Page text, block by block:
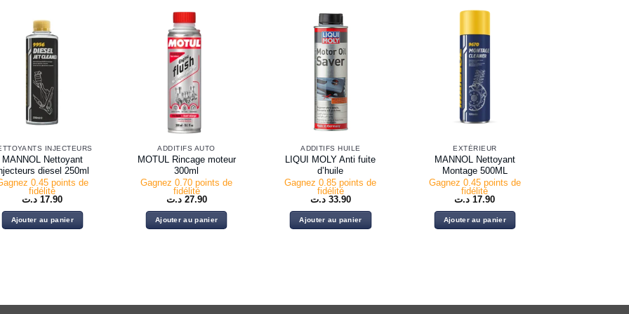
INJECTEURS
MANNOL Nettoyant
diesel 250ml
0.45 points de
fidélité
17.90 د.ت
Ajouter au panier
ADDITIFS AUTO
MOTUL Rincage moteur
300ml
Gagnez 0.70 points de
fidélité
27.90 د.ت
Ajouter au panier
ADDITIFS HUILE
LIQUI MOLY Anti fuite
d’huile
Gagnez 0.85 points de
fidélité
33.90 د.ت
Ajouter au panier
EXTÉRIEUR
MANNOL Nettoyant
Montage 500ML
Gagnez 0.45 points de
fidélité
17.90 د.ت
Ajouter au panier